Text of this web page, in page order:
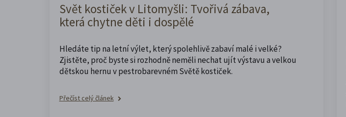
Svět kostiček v Litomyšli: Tvořivá zábava,
která chytne děti i dospělé
Hledáte tip na letní výlet, který spolehlivě zabaví malé i velké?
Zjistěte, proč byste si rozhodně neměli nechat ujít výstavu a velkou
dětskou hernu v pestrobarevném Světě kostiček.
Přečíst celý článek